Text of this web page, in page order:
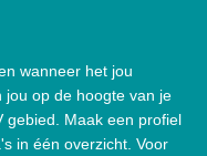
wanneer het jou
jou op de hoogte van je
gebied. Maak een profiel
in één overzicht. Voor